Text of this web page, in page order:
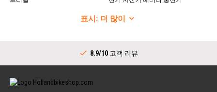
변속레버(시티)
내부 기어 허브용 스프로킷
자전거 휠
자전거 휠
뒷바퀴 허브
핸들바
표시: 더 많이
8.9/10 고객 리뷰